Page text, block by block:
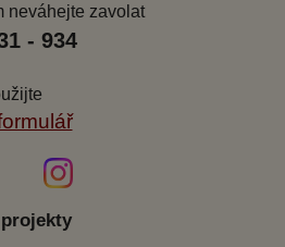
neváhejte zavolat
- 934